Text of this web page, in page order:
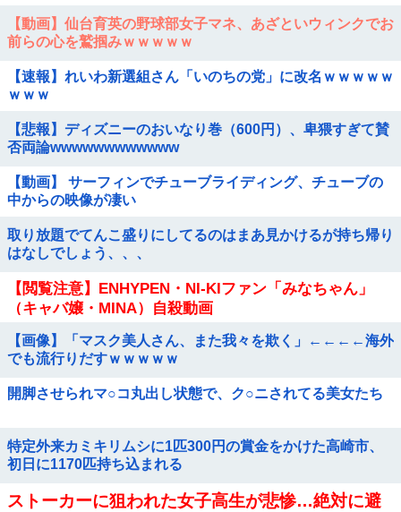
【動画】仙台育英の野球部女子マネ、あざといウィンクでお
前らの心を鷲掴みｗｗｗｗｗ
【速報】れいわ新選組さん「いのちの党」に改名ｗｗｗｗｗ
ｗｗｗ
【悲報】ディズニーのおいなり巻（600円）、卑猥すぎて賛
否両論wwwwwwwwwwww
【動画】 サーフィンでチューブライディング、チューブの
中からの映像が凄い
取り放題でてんこ盛りにしてるのはまあ見かけるが持ち帰り
はなしでしょう、、、
【閲覧注意】ENHYPEN・NI-KIファン「みなちゃん」
（キャバ嬢・MINA）自殺動画
【画像】「マスク美人さん、また我々を欺く」←←←←海外
でも流行りだすｗｗｗｗｗ
開脚させられマ○コ丸出し状態で、ク○ニされてる美女たち
特定外来カミキリムシに1匹300円の賞金をかけた高崎市、
初日に1170匹持ち込まれる
ストーカーに狙われた女子高生が悲惨…絶対に避